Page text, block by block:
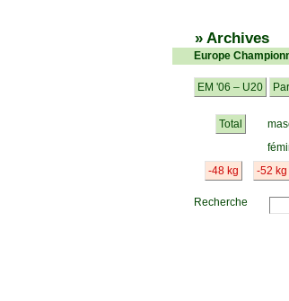
» Archives
Europe
EM '06 – U20
Total
-48 kg -52 kg
Recherche